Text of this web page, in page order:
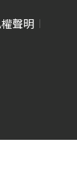
聲明